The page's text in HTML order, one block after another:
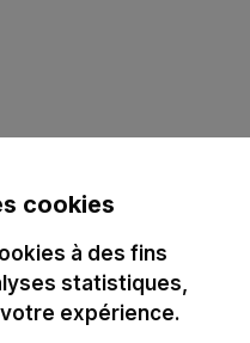
cookies
à des fins
statistiques,
expérience.